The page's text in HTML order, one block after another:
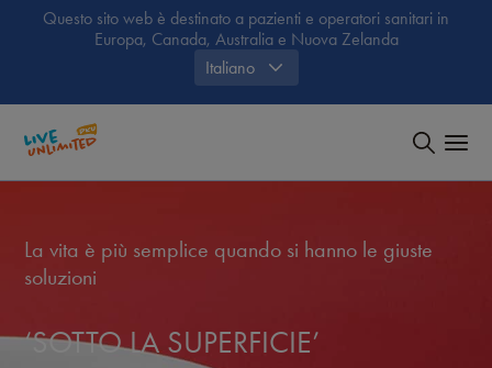
Questo sito web è destinato a pazienti e operatori sanitari in
Europa, Canada, Australia e Nuova Zelanda
Italiano
La vita è più semplice quando si hanno le giuste
soluzioni
‘SOTTO LA SUPERFICIE’